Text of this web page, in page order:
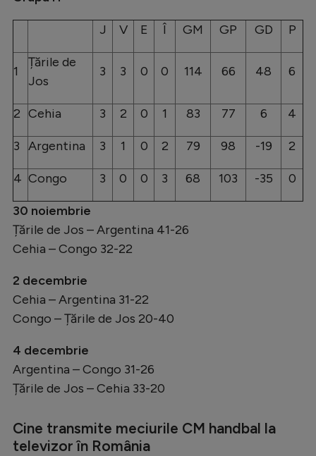
J V E Î GM GP GD P
1
Țările de
Jos
3 3 0 0 114 66 48 6
2 Cehia 3 2 0 1 83 77 6 4
3 Argentina 3 1 0 2 79 98 -19 2
4 Congo 3 0 0 3 68 103 -35 0
30 noiembrie
Țările de Jos – Argentina 41-26
Cehia – Congo 32-22
2 decembrie
Cehia – Argentina 31-22
Congo – Țările de Jos 20-40
4 decembrie
Argentina – Congo 31-26
Țările de Jos – Cehia 33-20
Cine transmite meciurile CM handbal la
televizor în România